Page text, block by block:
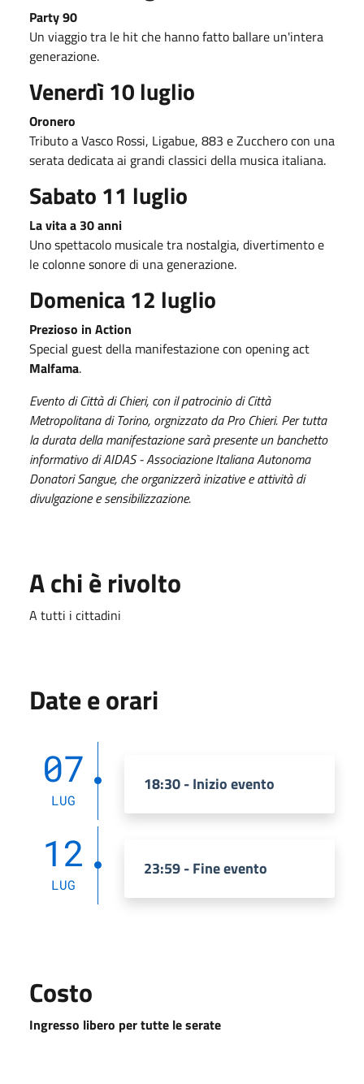
Party 90
Un viaggio tra le hit che hanno fatto ballare un'intera
generazione.
Venerdì 10 luglio
Oronero
Tributo a Vasco Rossi, Ligabue, 883 e Zucchero con una
serata dedicata ai grandi classici della musica italiana.
Sabato 11 luglio
La vita a 30 anni
Uno spettacolo musicale tra nostalgia, divertimento e
le colonne sonore di una generazione.
Domenica 12 luglio
Prezioso in Action
Special guest della manifestazione con opening act
Malfama.
Evento di Città di Chieri, con il patrocinio di Città
Metropolitana di Torino, orgnizzato da Pro Chieri. Per tutta
la durata della manifestazione sarà presente un banchetto
informativo di AIDAS - Associazione Italiana Autonoma
Donatori Sangue, che organizzerà inizative e attività di
divulgazione e sensibilizzazione.
A chi è rivolto
A tutti i cittadini
Date e orari
07
LUG
18:30 - Inizio evento
12
LUG
23:59 - Fine evento
Costo
Ingresso libero per tutte le serate